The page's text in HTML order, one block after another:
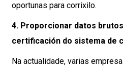
oportunas para corrixilo.
4. Proporcionar datos
certificación do sistema de
Na actualidade, varias